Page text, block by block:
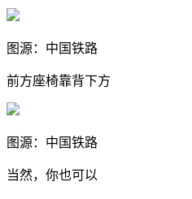
图源：中国铁路
前方座椅靠背下方
图源：中国铁路
当然，你也可以